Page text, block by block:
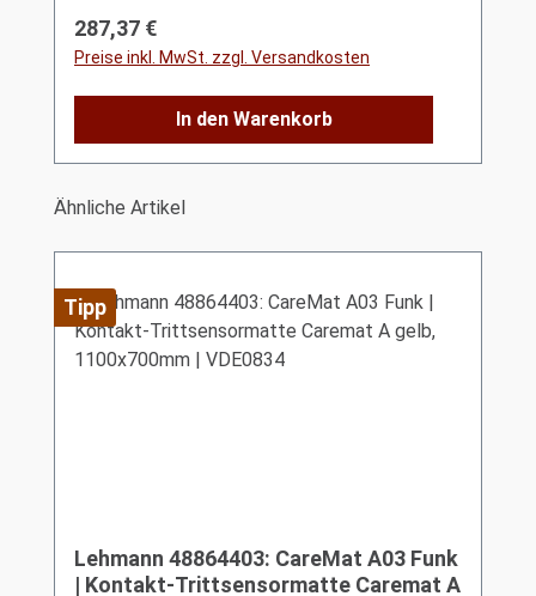
Regulärer Preis:
287,37 €
Preise inkl. MwSt. zzgl. Versandkosten
In den Warenkorb
Produktgalerie überspringen
Ähnliche Artikel
Tipp
Lehmann 48864403: CareMat A03 Funk
| Kontakt-Trittsensormatte Caremat A